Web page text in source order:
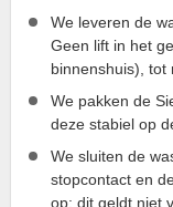
We leveren de
Geen lift in het
binnenshuis), tot
We pakken de
deze stabiel op
We sluiten de
stopcontact en
op: dit geldt niet